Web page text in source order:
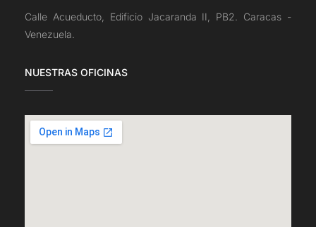
Calle Acueducto, Edificio Jacaranda II, PB2. Caracas -
Venezuela.
NUESTRAS OFICINAS